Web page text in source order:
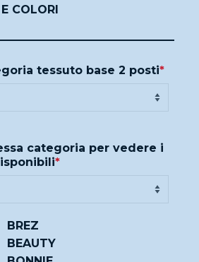
COLORI
tessuto base 2 posti*
categoria per vedere i
*
BREZ
BEAUTY